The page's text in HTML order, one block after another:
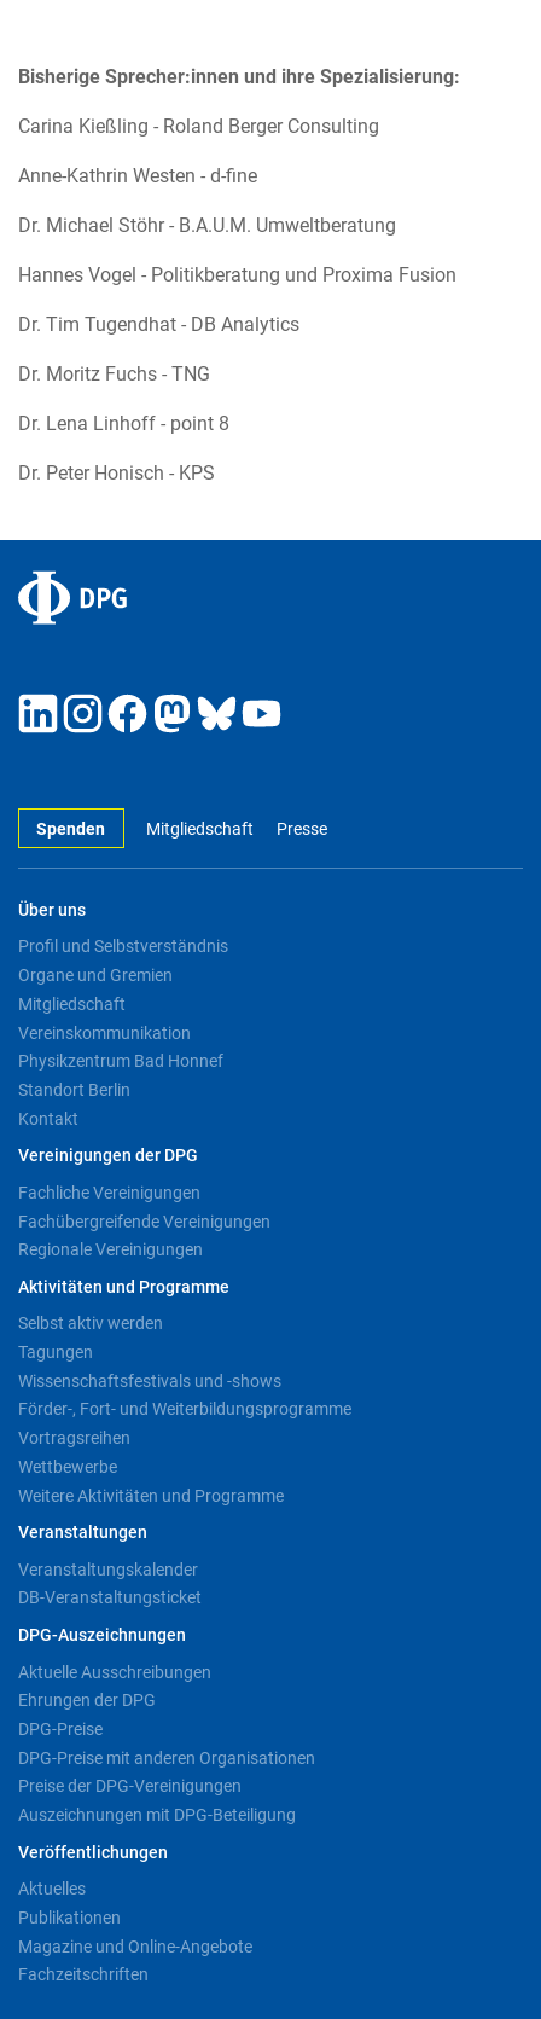
Bisherige Sprecher:innen und ihre Spezialisierung:
Carina Kießling - Roland Berger Consulting
Anne-Kathrin Westen - d-fine
Dr. Michael Stöhr - B.A.U.M. Umweltberatung
Hannes Vogel - Politikberatung und Proxima Fusion
Dr. Tim Tugendhat - DB Analytics
Dr. Moritz Fuchs - TNG
Dr. Lena Linhoff - point 8
Dr. Peter Honisch - KPS
Spenden Mitgliedschaft Presse
Über uns
Profil und Selbstverständnis
Organe und Gremien
Mitgliedschaft
Vereinskommunikation
Physikzentrum Bad Honnef
Standort Berlin
Kontakt
Vereinigungen der DPG
Fachliche Vereinigungen
Fachübergreifende Vereinigungen
Regionale Vereinigungen
Aktivitäten und Programme
Selbst aktiv werden
Tagungen
Wissenschaftsfestivals und -shows
Förder-, Fort- und Weiterbildungsprogramme
Vortragsreihen
Wettbewerbe
Weitere Aktivitäten und Programme
Veranstaltungen
Veranstaltungskalender
DB-Veranstaltungsticket
DPG-Auszeichnungen
Aktuelle Ausschreibungen
Ehrungen der DPG
DPG-Preise
DPG-Preise mit anderen Organisationen
Preise der DPG-Vereinigungen
Auszeichnungen mit DPG-Beteiligung
Veröffentlichungen
Aktuelles
Publikationen
Magazine und Online-Angebote
Fachzeitschriften